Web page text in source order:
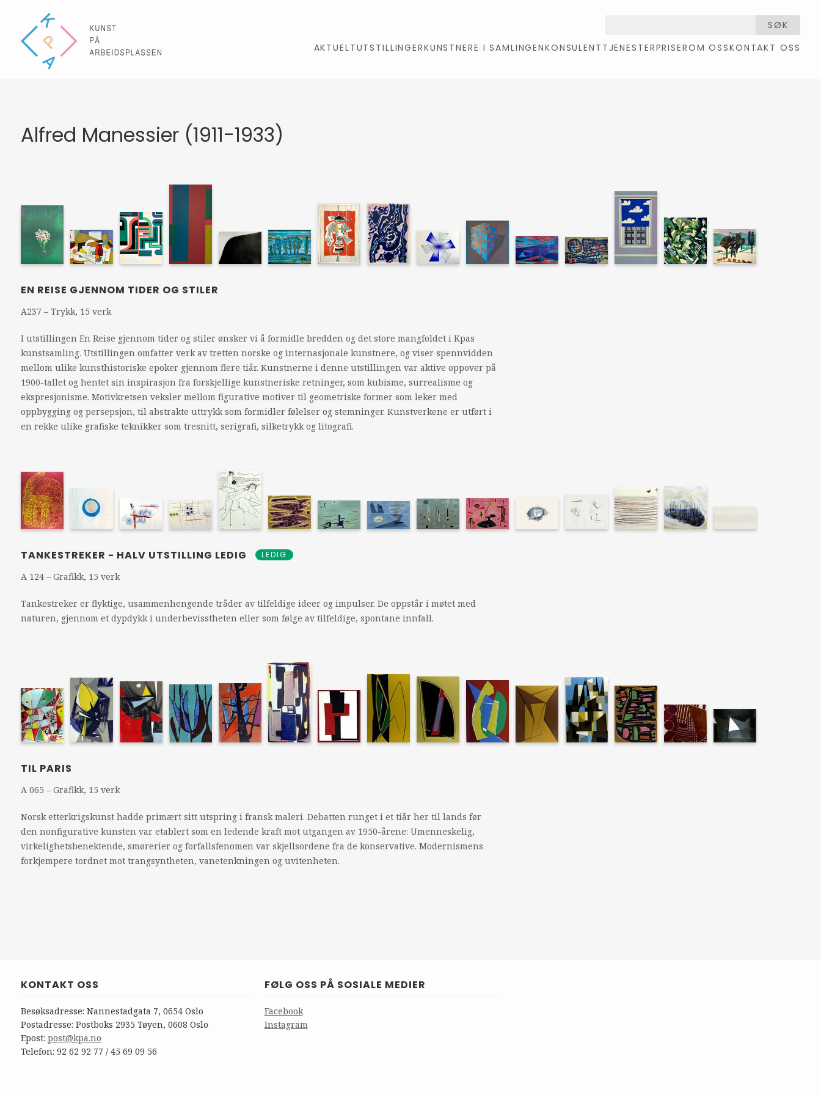
SØK
AKTUELTUTSTILLINGERKUNSTNERE I SAMLINGENKONSULENTTJENESTERPRISEROM OSSKONTAKT OSS
Alfred Manessier (1911-1933)
EN REISE GJENNOM TIDER OG STILER
A237 – Trykk, 15 verk
I utstillingen En Reise gjennom tider og stiler ønsker vi å formidle bredden og det store mangfoldet i Kpas
kunstsamling. Utstillingen omfatter verk av tretten norske og internasjonale kunstnere, og viser spennvidden
mellom ulike kunsthistoriske epoker gjennom flere tiår. Kunstnerne i denne utstillingen var aktive oppover på
1900-tallet og hentet sin inspirasjon fra forskjellige kunstneriske retninger, som kubisme, surrealisme og
ekspresjonisme. Motivkretsen veksler mellom figurative motiver til geometriske former som leker med
oppbygging og persepsjon, til abstrakte uttrykk som formidler følelser og stemninger. Kunstverkene er utført i
en rekke ulike grafiske teknikker som tresnitt, serigrafi, silketrykk og litografi.
TANKESTREKER - HALV UTSTILLING LEDIG LEDIG
A 124 – Grafikk, 15 verk
Tankestreker er flyktige, usammenhengende tråder av tilfeldige ideer og impulser. De oppstår i møtet med
naturen, gjennom et dypdykk i underbevisstheten eller som følge av tilfeldige, spontane innfall.
TIL PARIS
A 065 – Grafikk, 15 verk
Norsk etterkrigskunst hadde primært sitt utspring i fransk maleri. Debatten runget i et tiår her til lands før
den nonfigurative kunsten var etablert som en ledende kraft mot utgangen av 1950-årene: Umenneskelig,
virkelighetsbenektende, smørerier og forfallsfenomen var skjellsordene fra de konservative. Modernismens
forkjempere tordnet mot trangsyntheten, vanetenkningen og uvitenheten.
KONTAKT OSS
Besøksadresse: Nannestadgata 7, 0654 Oslo
Postadresse: Postboks 2935 Tøyen, 0608 Oslo
Epost: post@kpa.no
Telefon: 92 62 92 77 / 45 69 09 56
FØLG OSS PÅ SOSIALE MEDIER
Facebook
Instagram